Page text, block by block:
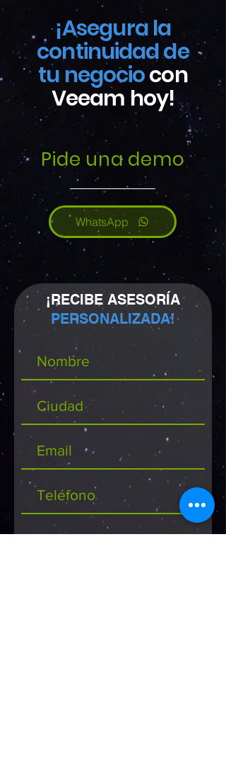
¡Asegura la
continuidad de
tu negociocon
Veeam hoy!
Pide una demo
WhatsApp
¡RECIBE ASESORÍA
PERSONALIZADA!